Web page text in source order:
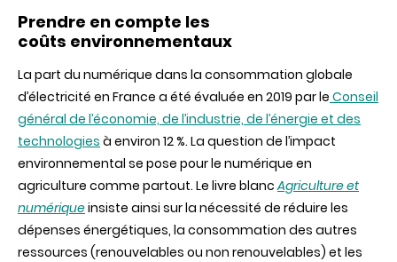
Prendre en compte les
coûts environnementaux
La part du numérique dans la consommation globale
d’électricité en France a été évaluée en 2019 par le Conseil
général de l’économie, de l’industrie, de l’énergie et des
technologies à environ 12 %. La question de l’impact
environnemental se pose pour le numérique en
agriculture comme partout. Le livre blancAgriculture et
numériqueinsiste ainsi sur la nécessité de réduire les
dépenses énergétiques, la consommation des autres
ressources (renouvelables ou non renouvelables) et les